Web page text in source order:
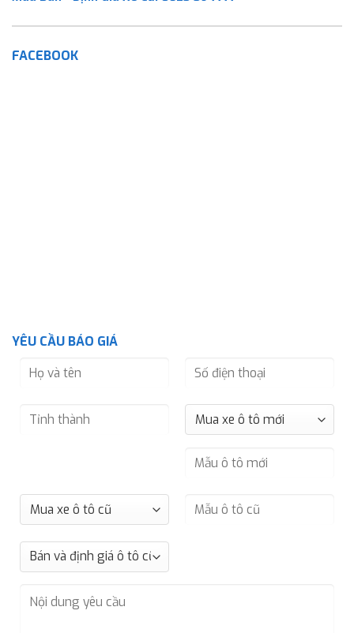
FACEBOOK
YÊU CẦU BÁO GIÁ